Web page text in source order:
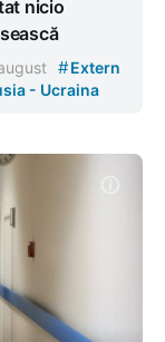
nicio
#Extern
- Ucraina